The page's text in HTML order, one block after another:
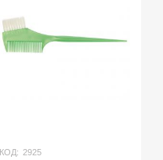
КОД: 2925